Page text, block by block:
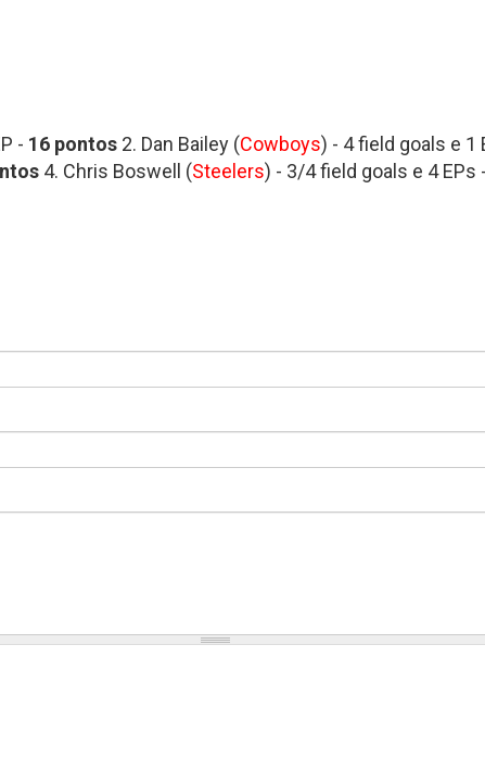
- 16 pontos 2. Dan Bailey (Cowboys) - 4 field goals e 1
4. Chris Boswell (Steelers) - 3/4 field goals e 4 EPs -